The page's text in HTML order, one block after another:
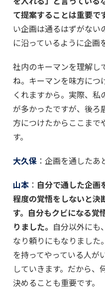
て提案することは重要で
い企画は通るはずがない
に沿っているように企画
社内のキーマンを理解し
ね。キーマンを味方につ
くれますから。実際、
が多かったですが、後ろ
方につけたからここまで
す。
大久保 ：企画を通したあ
山本 ： 自分で通した企画
程度の覚悟をしないと決
す。自分もクビになる覚
りました。 自分以外にも
なり頼りにもなりました
を持ってやっている人が
していきます。だから、
決めることも重要です。